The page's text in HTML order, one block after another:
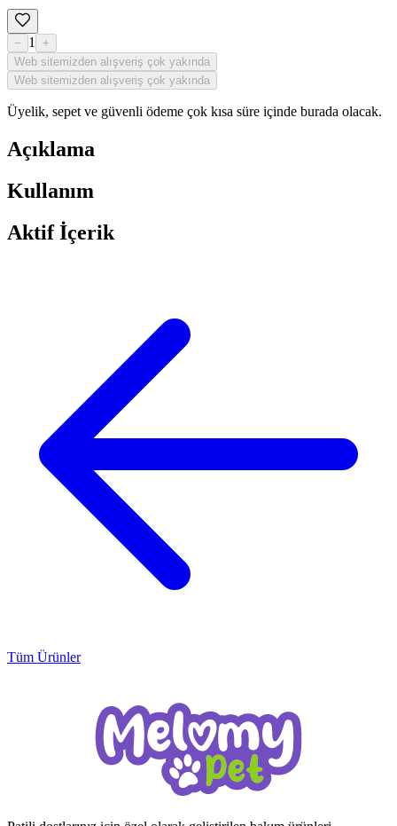
− 1
+
Web sitemizden alışveriş çok yakında
Web sitemizden alışveriş çok yakında
Üyelik, sepet ve güvenli ödeme çok kısa süre içinde burada olacak.
Açıklama
Kullanım
Aktif İçerik
Tüm Ürünler